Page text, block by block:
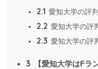
2.1 愛知大学の評
2.2 愛知大学の評
2.3 愛知大学の評
3 【愛知大学はFラ